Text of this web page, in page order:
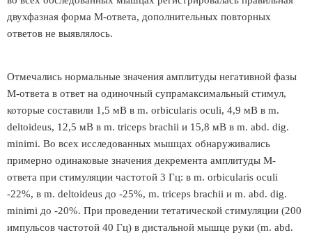
двухфазная форма М-ответа, дополнительных повторных
ответов не выявлялось.
Отмечались нормальные значения амплитуды негативной фазы
М-ответа в ответ на одиночный супрамаксимальный стимул,
которые составили 1,5 мВ в m. orbicularis oculi, 4,9 мВ в m.
deltoideus, 12,5 мВ в m. triceps brachii и 15,8 мВ в m. abd. dig.
minimi. Во всех исследованных мышцах обнаруживались
примерно одинаковые значения декремента амплитуды М-
ответа при стимуляции частотой 3 Гц: в m. orbicularis oculi
-22%, в m. deltoideus до -25%, m. triceps brachii и m. abd. dig.
minimi до -20%. При проведении тетатической стимуляции (200
импульсов частотой 40 Гц) в дистальной мышце руки (m. abd.